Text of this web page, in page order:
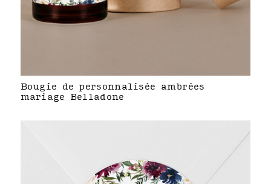
Bougie de personnalisée ambrées
mariage Belladone